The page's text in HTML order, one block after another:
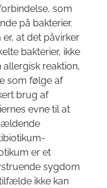
som
på bakterier.
at det påvirker
bakterier, ikke
reaktion,
som følge af
brug af
evne til at
er et
sygdom
ikke kan